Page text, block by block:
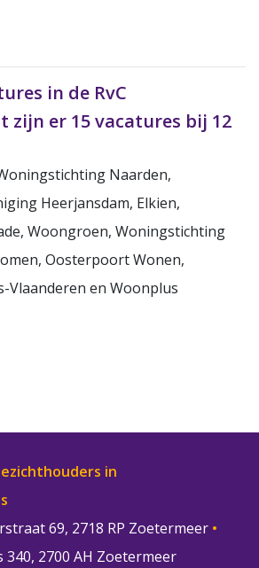
in de RvC
zijn er 15 vacatures bij 12
Naarden,
Heerjansdam, Elkien,
Woongroen, Woningstichting
Oosterpoort Wonen,
Vlaanderen en Woonplus
in
69, 2718 RP Zoetermeer •
340, 2700 AH Zoetermeer